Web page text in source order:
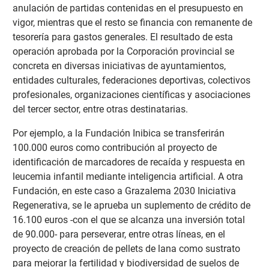
anulación de partidas contenidas en el presupuesto en
vigor, mientras que el resto se financia con remanente de
tesorería para gastos generales. El resultado de esta
operación aprobada por la Corporación provincial se
concreta en diversas iniciativas de ayuntamientos,
entidades culturales, federaciones deportivas, colectivos
profesionales, organizaciones científicas y asociaciones
del tercer sector, entre otras destinatarias.
Por ejemplo, a la Fundación Inibica se transferirán
100.000 euros como contribución al proyecto de
identificación de marcadores de recaída y respuesta en
leucemia infantil mediante inteligencia artificial. A otra
Fundación, en este caso a Grazalema 2030 Iniciativa
Regenerativa, se le aprueba un suplemento de crédito de
16.100 euros -con el que se alcanza una inversión total
de 90.000- para perseverar, entre otras líneas, en el
proyecto de creación de pellets de lana como sustrato
para mejorar la fertilidad y biodiversidad de suelos de